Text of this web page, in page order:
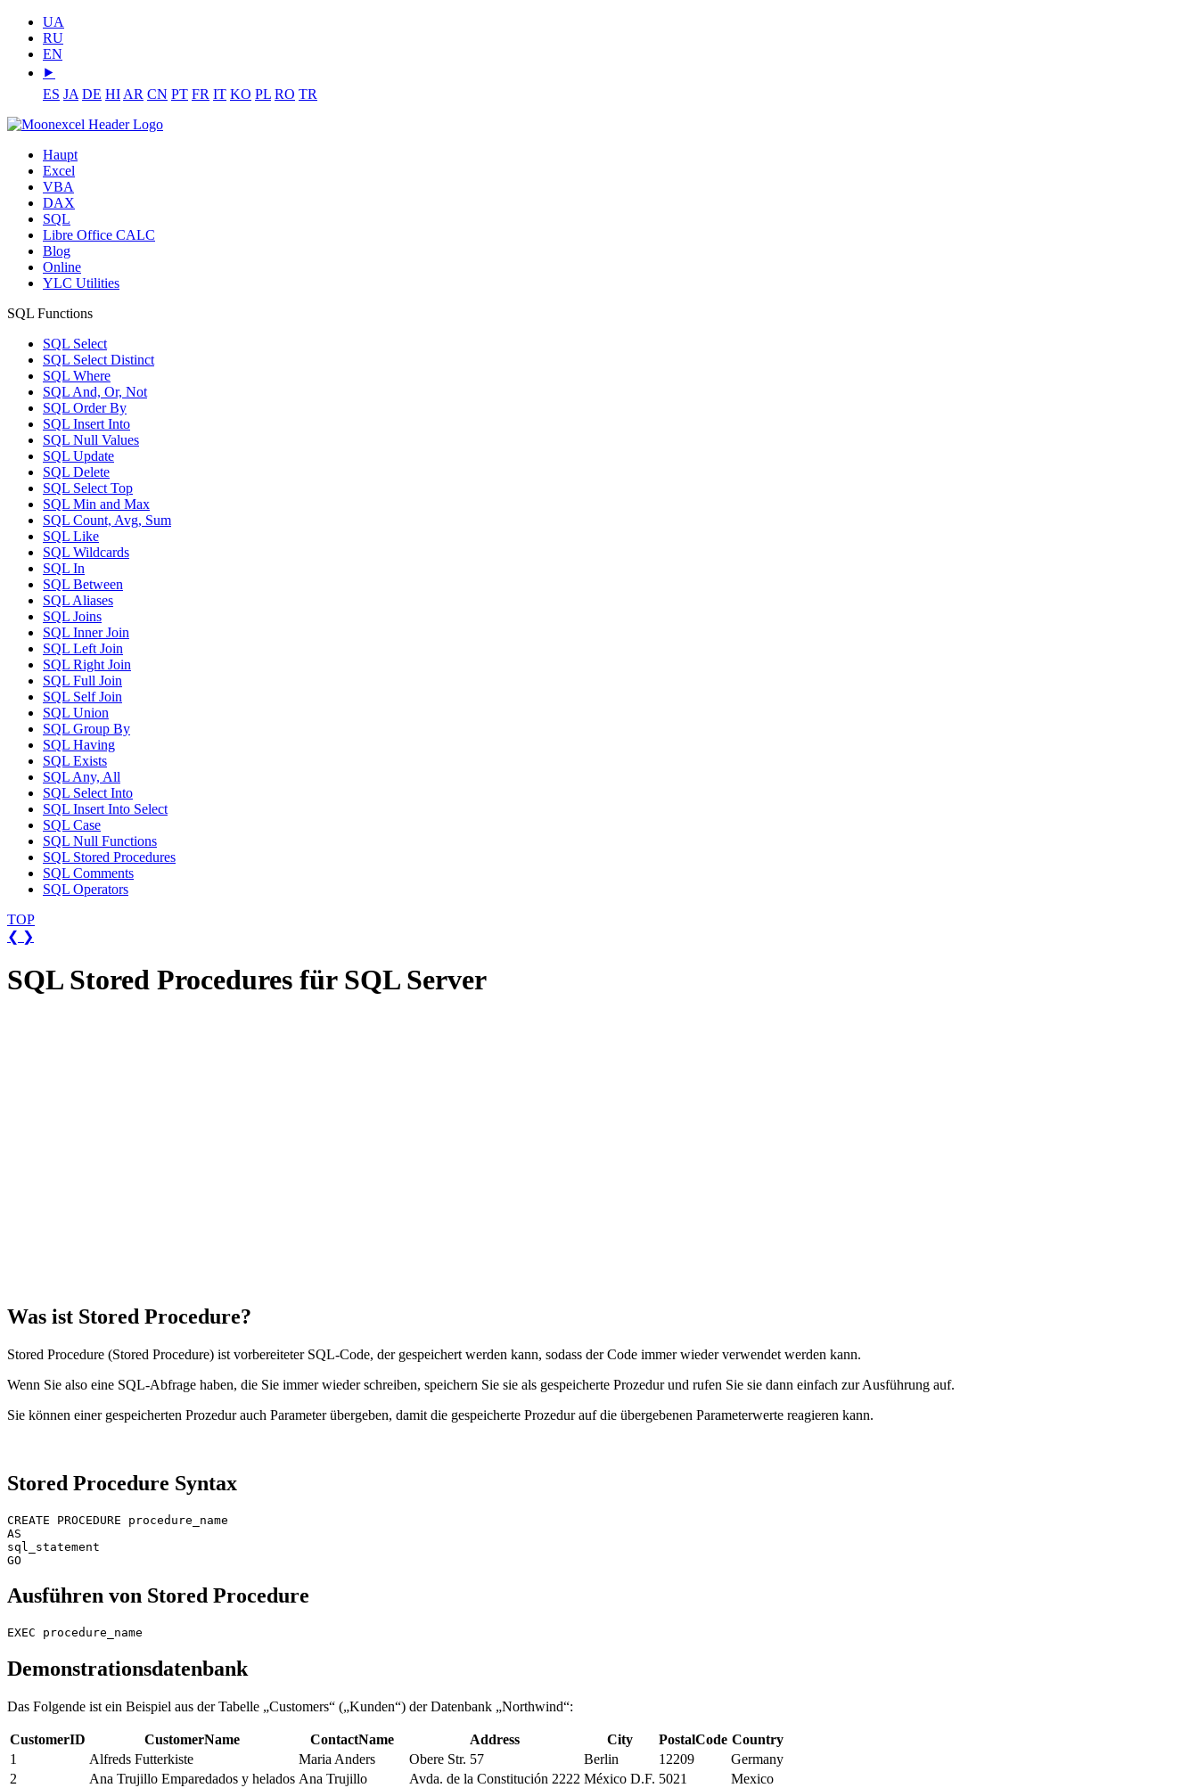
UA
RU
EN
⯈
ES JA DE HI AR CN PT FR IT KO PL RO TR
Haupt
Excel
VBA
DAX
SQL
Libre Office CALC
Blog
Online
YLC Utilities
SQL Functions
SQL Select
SQL Select Distinct
SQL Where
SQL And, Or, Not
SQL Order By
SQL Insert Into
SQL Null Values
SQL Update
SQL Delete
SQL Select Top
SQL Min and Max
SQL Count, Avg, Sum
SQL Like
SQL Wildcards
SQL In
SQL Between
SQL Aliases
SQL Joins
SQL Inner Join
SQL Left Join
SQL Right Join
SQL Full Join
SQL Self Join
SQL Union
SQL Group By
SQL Having
SQL Exists
SQL Any, All
SQL Select Into
SQL Insert Into Select
SQL Case
SQL Null Functions
SQL Stored Procedures
SQL Comments
SQL Operators
TOP
❮ ❯
SQL Stored Procedures für SQL Server
Was ist Stored Procedure?
Stored Procedure (Stored Procedure) ist vorbereiteter SQL-Code, der gespeichert werden kann, sodass der Code immer wieder verwendet werden kann.
Wenn Sie also eine SQL-Abfrage haben, die Sie immer wieder schreiben, speichern Sie sie als gespeicherte Prozedur und rufen Sie sie dann einfach zur Ausführung auf.
Sie können einer gespeicherten Prozedur auch Parameter übergeben, damit die gespeicherte Prozedur auf die übergebenen Parameterwerte reagieren kann.
Stored Procedure Syntax
CREATE PROCEDURE procedure_name
AS
sql_statement
Ausführen von Stored Procedure
Demonstrationsdatenbank
Das Folgende ist ein Beispiel aus der Tabelle „Customers“ („Kunden“) der Datenbank „Northwind“:
CustomerID CustomerName ContactName Address City PostalCode Country
1
Alfreds Futterkiste Maria Anders Obere Str. 57 Berlin 12209
Germany
2
Ana Trujillo Emparedados y helados Ana Trujillo Avda. de la Constitución 2222 México D.F. 5021
Mexico